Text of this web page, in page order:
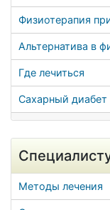
Физиотерапия
Альтернатива в
Где лечиться
Сахарный диабет
Методы лечения